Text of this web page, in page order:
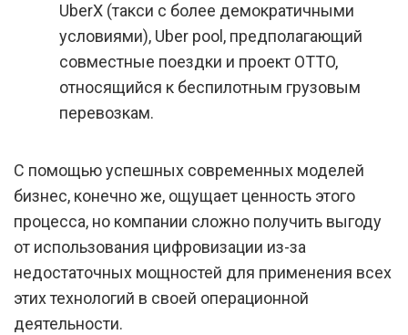
UberX (такси с более демократичными
условиями), Uber pool, предполагающий
совместные поездки и проект OTTO,
относящийся к беспилотным грузовым
перевозкам.
С помощью успешных современных моделей
бизнес, конечно же, ощущает ценность этого
процесса, но компании сложно получить выгоду
от использования цифровизации из-за
недостаточных мощностей для применения всех
этих технологий в своей операционной
деятельности.